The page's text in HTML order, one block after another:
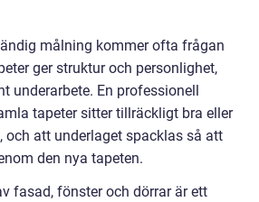
målning kommer ofta frågan
ger struktur och personlighet,
underarbete. En professionell
tapeter sitter tillräckligt bra eller
och att underlaget spacklas så att
den nya tapeten.
fasad, fönster och dörrar är ett